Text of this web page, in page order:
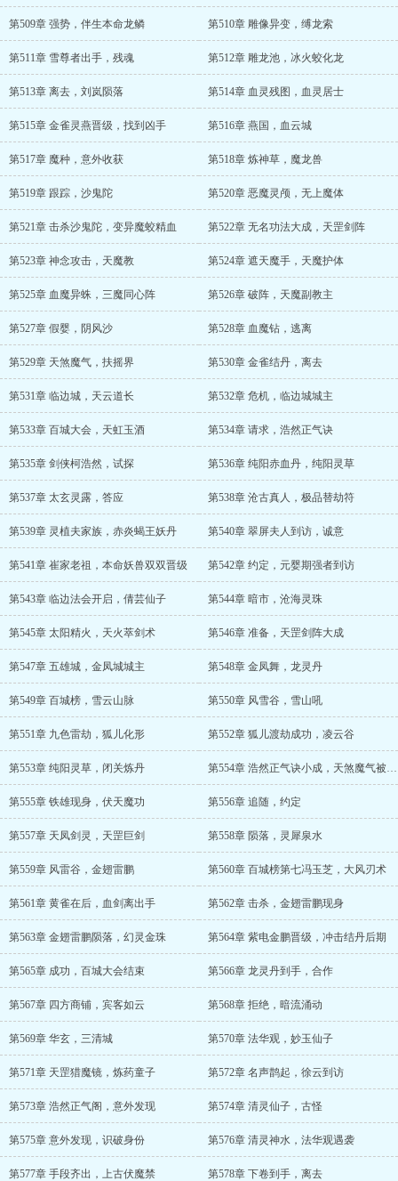
第509章 强势，伴生本命龙鳞 第510章 雕像异变，缚龙索
第511章 雪尊者出手，残魂 第512章 雕龙池，冰火蛟化龙
第513章 离去，刘岚陨落 第514章 血灵残图，血灵居士
第515章 金雀灵燕晋级，找到凶手 第516章 燕国，血云城
第517章 魔种，意外收获 第518章 炼神草，魔龙兽
第519章 跟踪，沙鬼陀 第520章 恶魔灵颅，无上魔体
第521章 击杀沙鬼陀，变异魔蛟精血 第522章 无名功法大成，天罡剑阵
第523章 神念攻击，天魔教 第524章 遮天魔手，天魔护体
第525章 血魔异蛛，三魔同心阵 第526章 破阵，天魔副教主
第527章 假婴，阴风沙 第528章 血魔钻，逃离
第529章 天煞魔气，扶摇界 第530章 金雀结丹，离去
第531章 临边城，天云道长 第532章 危机，临边城城主
第533章 百城大会，天虹玉酒 第534章 请求，浩然正气诀
第535章 剑侠柯浩然，试探 第536章 纯阳赤血丹，纯阳灵草
第537章 太玄灵露，答应 第538章 沧古真人，极品替劫符
第539章 灵植夫家族，赤炎蝎王妖丹 第540章 翠屏夫人到访，诚意
第541章 崔家老祖，本命妖兽双双晋级 第542章 约定，元婴期强者到访
第543章 临边法会开启，倩芸仙子 第544章 暗市，沧海灵珠
第545章 太阳精火，天火萃剑术 第546章 准备，天罡剑阵大成
第547章 五雄城，金凤城城主 第548章 金凤舞，龙灵丹
第549章 百城榜，雪云山脉 第550章 风雪谷，雪山吼
第551章 九色雷劫，狐儿化形 第552章 狐儿渡劫成功，凌云谷
第553章 纯阳灵草，闭关炼丹 第554章 浩然正气诀小成，天煞魔气被压制
第555章 铁雄现身，伏天魔功 第556章 追随，约定
第557章 天凤剑灵，天罡巨剑 第558章 陨落，灵犀泉水
第559章 风雷谷，金翅雷鹏 第560章 百城榜第七冯玉芝，大风刃术
第561章 黄雀在后，血剑离出手 第562章 击杀，金翅雷鹏现身
第563章 金翅雷鹏陨落，幻灵金珠 第564章 紫电金鹏晋级，冲击结丹后期
第565章 成功，百城大会结束 第566章 龙灵丹到手，合作
第567章 四方商铺，宾客如云 第568章 拒绝，暗流涌动
第569章 华玄，三清城 第570章 法华观，妙玉仙子
第571章 天罡猎魔镜，炼药童子 第572章 名声鹊起，徐云到访
第573章 浩然正气阁，意外发现 第574章 清灵仙子，古怪
第575章 意外发现，识破身份 第576章 清灵神水，法华观遇袭
第577章 手段齐出，上古伏魔禁 第578章 下卷到手，离去